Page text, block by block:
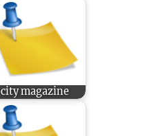
city magazine